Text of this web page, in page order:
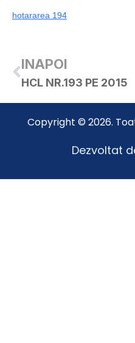
hotararea 194
INAPOI
HCL NR.193 PE 2015
Copyright © 2026.
Dezvoltat